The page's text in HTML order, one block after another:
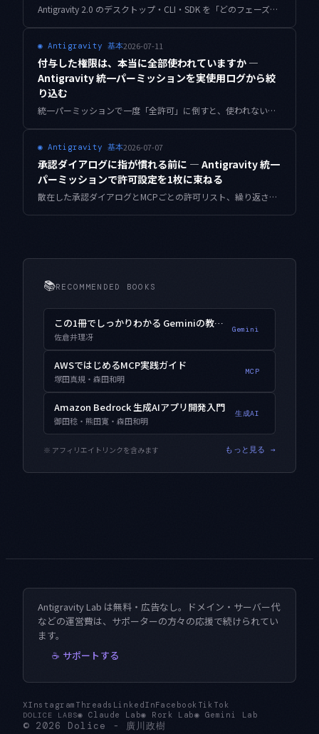
Antigravity 2.0 のデスクトップ・CLI・SDK を「どのフェーズで使うか」で役割分担する設計を、個人開発の実作業に当てはめて整理しました。層をまたぐ受け渡しと判定基準まで。
◉ Antigravity 基本2026-07-11
付与した権限は、本当に全部使われていますか —
Antigravity 統一パーミッションを実使用ログから絞
り込む
統一パーミッションで一度「全許可」に倒すと、使われない権限が静かに溜まります。付与した権限と行動ログを突き合わせ、未使用の許可を回収して最小権限へ絞り込む「付与→観測→回収」ループを、動くTypeScript実装と個人運用の実測値でまとめます。
◉ Antigravity 基本2026-07-07
承認ダイアログに指が慣れる前に — Antigravity 統一
パーミッションで許可設定を1枚に束ねる
散在した承認ダイアログとMCPごとの許可リスト、繰り返される再認証。Antigravity 2.2.1 の統一パーミッションとOAuthキーリング保存を軸に、許可設定を1枚のポリシーへ集約し「承認疲れ」を設計から断つ運用を、動くコードと実測値でまとめます。
📚RECOMMENDED BOOKS
この1冊でしっかりわかる Geminiの教科書
佐倉井理冴
Gemini
AWSではじめるMCP実践ガイド
塚田真規・森田和明
MCP
Amazon Bedrock 生成AIアプリ開発入門
御田稔・熊田寛・森田和明
生成AI
※ アフィリエイトリンクを含みます もっと見る →
Antigravity Lab は無料・広告なし。ドメイン・サーバー代
などの運営費は、サポーターの方々の応援で続けられてい
ます。
☕ サポートする
© 2026 Dolice - 廣川政樹
XInstagram Threads LinkedInFacebook TikTok
DOLICE LABS◉ Claude Lab◉ Rork Lab◉ Gemini Lab